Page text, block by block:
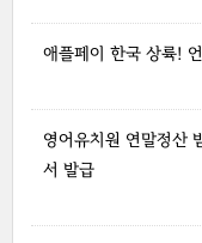
애플페이 한국 상륙!
영어유치원 연말정산
서 발급